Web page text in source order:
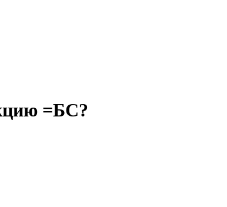
=БС?